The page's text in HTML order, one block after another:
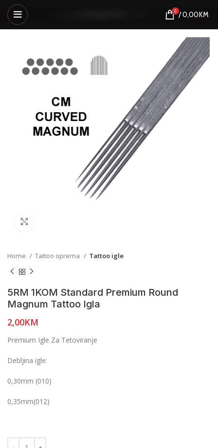
0 /0,00KM
Home Tattoo oprema Tattoo igle
5RM 1KOM Standard Premium Round
Magnum Tattoo Igla
2,00KM
Premium Igle Za Tetoviranje
Debljina igle:
0,30mm (010)
0,35mm(012)